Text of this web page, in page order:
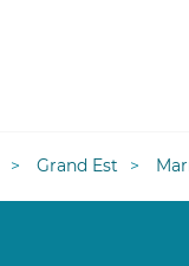
Grand Est